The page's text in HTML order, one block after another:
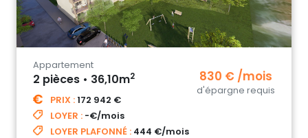
830 € /mois
d'épargne requis
Appartement
2 pièces • 36,10m2
PRIX : 172 942 €
LOYER : -€/mois
LOYER PLAFONNÉ : 444 €/mois